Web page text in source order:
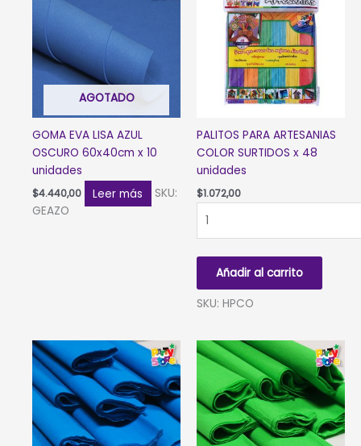
AGOTADO
GOMA EVA LISA AZUL
OSCURO 60x40cm x 10
unidades
$4.440,00 Leer más
SKU:
GEAZO
PALITOS PARA ARTESANIAS
COLOR SURTIDOS x 48
unidades
$1.072,00
PARA
SURTIDOS
x
cantidad
Añadir al carrito
SKU: HPCO